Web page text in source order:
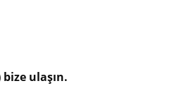
bize ulaşın.